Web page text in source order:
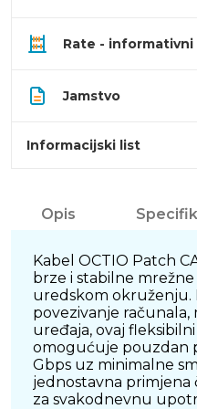
Rate - informativni
Jamstvo
Informacijski list
Opis
Kabel OCTIO Patch
brze i stabilne
uredskom okruženju.
povezivanje
uređaja, ovaj
omogućuje pouzdan
Gbps uz minimalne
jednostavna primjena
za svakodnevnu